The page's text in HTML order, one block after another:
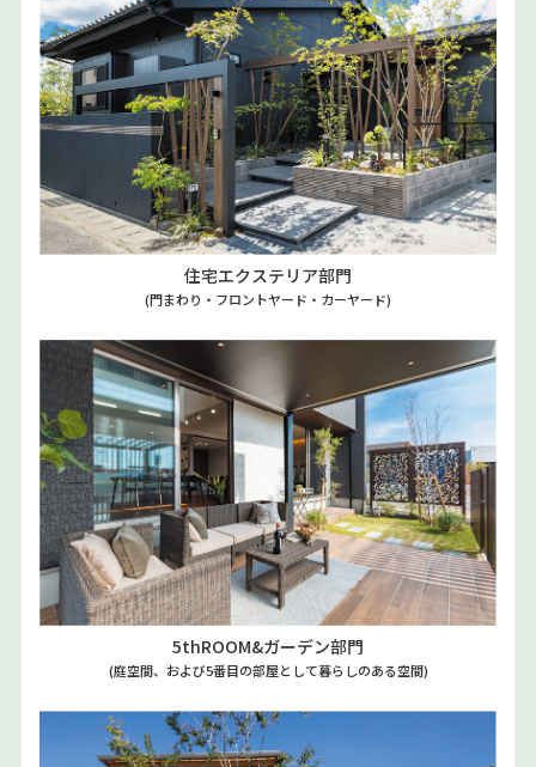
住宅エクステリア部門
(門まわり・フロントヤード・カーヤード)
5thROOM&ガーデン部門
(庭空間、および5番目の部屋として暮らしのある空間)